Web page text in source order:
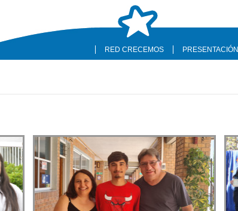
RED CRECEMOS PRESENTACIÓN